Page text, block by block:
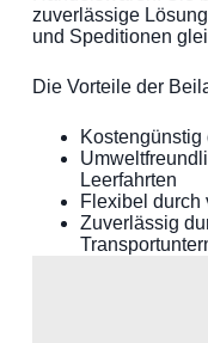
zuverlässige
und Speditionen
Die Vorteile der
Leerfahrten
Flexibel durch
Zuverlässig